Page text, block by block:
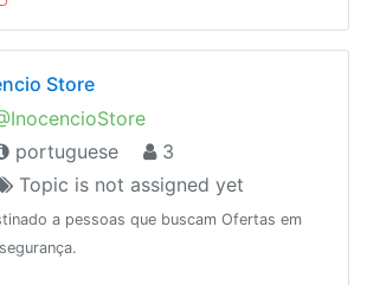
Store
portuguese
3
Topic is not assigned yet
a pessoas que buscam Ofertas em